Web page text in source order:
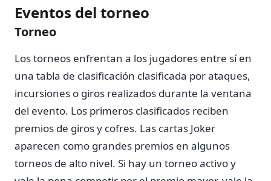
Eventos del torneo
Torneo
Los torneos enfrentan a los jugadores entre sí en
una tabla de clasificación clasificada por ataques,
incursiones o giros realizados durante la ventana
del evento. Los primeros clasificados reciben
premios de giros y cofres. Las cartas Joker
aparecen como grandes premios en algunos
torneos de alto nivel. Si hay un torneo activo y